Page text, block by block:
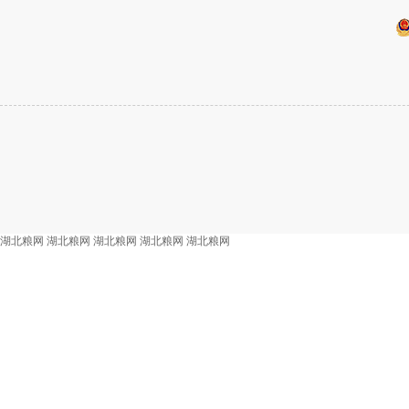
湖北粮网 湖北粮网 湖北粮网 湖北粮网 湖北粮网